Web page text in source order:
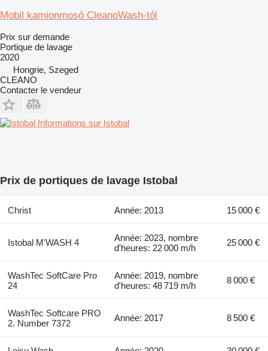
Mobil kamionmosó CleanoWash-tól
Prix sur demande
Portique de lavage
2020
Hongrie, Szeged
CLEANO
Contacter le vendeur
Informations sur Istobal
Prix de portiques de lavage Istobal
Christ Année: 2013 15 000 €
Istobal M'WASH 4
Année: 2023, nombre
d'heures: 22 000 m/h
25 000 €
WashTec SoftCare Pro
24
Année: 2019, nombre
d'heures: 48 719 m/h
8 000 €
WashTec Softcare PRO
2. Number 7372
Année: 2017 8 500 €